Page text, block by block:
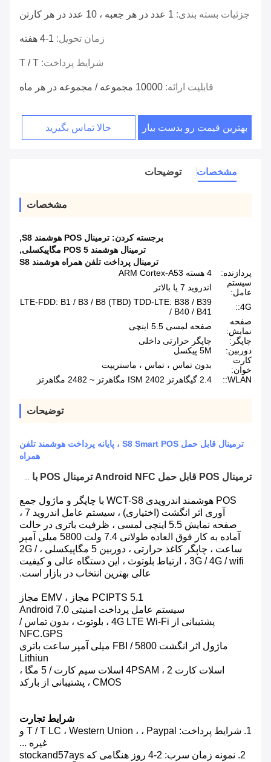
جزئیات بسته بندی: 1 عدد در هر جعبه ، 10 عدد در هر کارتن
زمان تحویل: 1-4 هفته
شرایط پرداخت: T / T
قابلیت ارائه: 10000 مجموعه / مجموعه در هر ماه
بهترین قیمت رو بدست بیار حالا تماس بگیرید
مشخصات توضیحات
مشخصات
برجسته کردن: ترمینال POS هوشمند S8
,
ترمینال هوشمند POS 5 مگاپیکسلی
,
ترمینال پرداخت تلفن همراه هوشمند S8
پردازنده:
4 هسته ARM Cortex-A53
سیستم
عامل:
اندروید 7 یا بالاتر
4G::
LTE-FDD: B1 / B3 / B8 (TBD) TDD-LTE: B38 / B39
/ B40 / B41
صفحه
نمایش:
صفحه لمسی 5.5 اینچی
چاپگر:
چاپگر حرارتی داخلی
دوربین:
5M پیکسل
کارت
خوان:
بدون تماس ، تماس ، ماستریپت
WLAN::
2.4 گیگاهرتز ISM 2402 مگاهرتز ~ 2482 مگاهرتز
توضیحات
ترمینال قابل حمل S8 Smart POS ، پایانه پرداخت هوشمند تلفن
همراه
ترمینال POS قابل حمل Android NFC ترمینال POS با خواننده اثر انگشت
POS هوشمند اندرویدی WCT-S8 با چاپگر و ماژول جمع
آوری اثر انگشت (اختیاری) ، سیستم عامل اندروید 7 ،
صفحه نمایش 5.5 اینچی لمسی ، ظرفیت باتری در حالت
آماده به کار فوق العاده طولانی 7.4 ولت 5800 میلی آمپر
ساعت ، چاپگر کاغذ حرارتی ، دوربین 5 مگاپیکسلی ، 2G /
3G / 4G / wifi ، ارتباط بلوتوث ، این دستگاه عالی و کیفیت
عالی بهترین انتخاب در بازار است.
PCIPTS 5.1 مجاز ، EMV مجاز
سیستم عامل پرداخت امنیتی Android 7.0
پشتیبانی از 4G LTE Wi-Fi ، بلوتوث ، بدون تماس /
NFC.GPS
ماژول اثر انگشت FBI / 5800 میلی آمپر ساعت باتری
Lithiun
اسلات کارت 4PSAM ، 2 اسلات سیم کارت / 5 مگا ،
CMOS ، پشتیبانی از بارکد
شرایط تجارت
1. شرایط پرداخت: T / T LC ، Western Union ، ، Paypal و
غیره ...
2. نمونه زمان سرب: 2-4 روز هنگامی که stockand57ays